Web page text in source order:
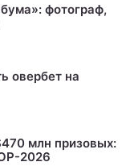
фотограф,
овербет на
млн призовых:
2026